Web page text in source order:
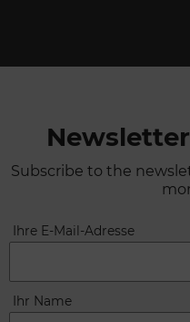
Subscribe to the
Ihre E-Mail-Adresse
Ihr Name